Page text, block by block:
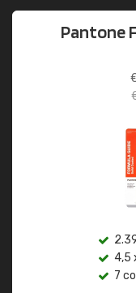
Pantone
4,5
7